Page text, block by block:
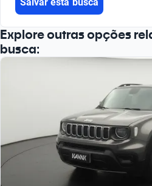
Explore outras opções
busca: